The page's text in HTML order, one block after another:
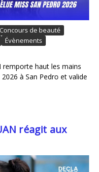
Concours de beauté
Évènements
remporte haut les mains
à San Pedro et valide
réagit aux